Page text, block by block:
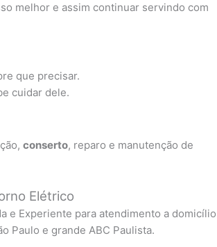
melhor e assim continuar servindo com
que precisar.
cuidar dele.
conserto, reparo e manutenção de
Elétrico
e Experiente para atendimento a domicílio
Paulo e grande ABC Paulista.